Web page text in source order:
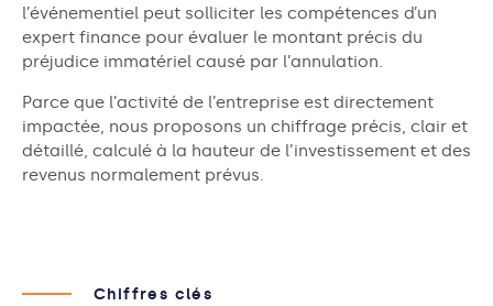
l’événementiel peut solliciter les compétences d’un
expert finance pour évaluer le montant précis du
préjudice immatériel causé par l’annulation.
Parce que l’activité de l’entreprise est directement
impactée, nous proposons un chiffrage précis, clair et
détaillé, calculé à la hauteur de l’investissement et des
revenus normalement prévus.
Chiffres clés